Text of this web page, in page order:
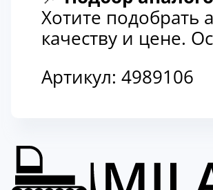
Хотите подобрать
качеству и цене.
Артикул: 4989106